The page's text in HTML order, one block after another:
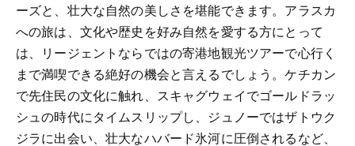
ーズと、壮大な自然の美しさを堪能できます。アラスカ
への旅は、文化や歴史を好み自然を愛する方にとって
は、リージェントならではの寄港地観光ツアーで心行く
まで満喫できる絶好の機会と言えるでしょう。ケチカン
で先住民の文化に触れ、スキャグウェイでゴールドラッ
シュの時代にタイムスリップし、ジュノーではザトウク
ジラに出会い、壮大なハバード氷河に圧倒されるなど、